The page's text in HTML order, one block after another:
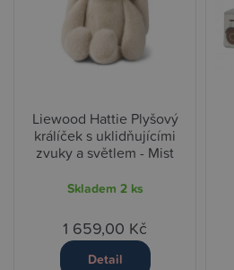
Liewood Hattie Plyšový
králíček s uklidňujícími
zvuky a světlem - Mist
Skladem 2 ks
1 659,00 Kč
Detail